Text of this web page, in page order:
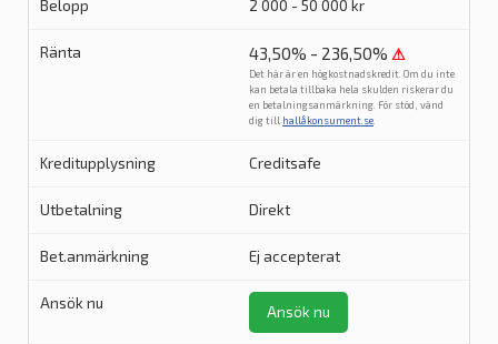
2 000 - 50 000 kr
43,50% - 236,50% ⚠
Det här är en högkostnadskredit. Om du inte
kan betala tillbaka hela skulden riskerar du
en betalningsanmärkning. För stöd, vänd
dig till hallåkonsument.se
Creditsafe
Direkt
Ej accepterat
Ansök nu